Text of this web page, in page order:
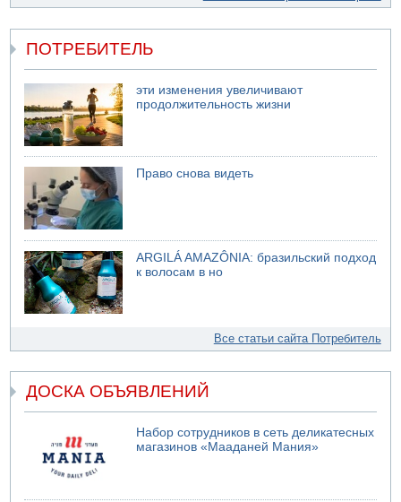
ПОТРЕБИТЕЛЬ
эти изменения увеличивают
продолжительность жизни
Право снова видеть
ARGILÁ AMAZÔNIA: бразильский подход
к волосам в но
Все статьи сайта Потребитель
ДОСКА ОБЪЯВЛЕНИЙ
Набор сотрудников в сеть деликатесных
магазинов «Мааданей Мания»